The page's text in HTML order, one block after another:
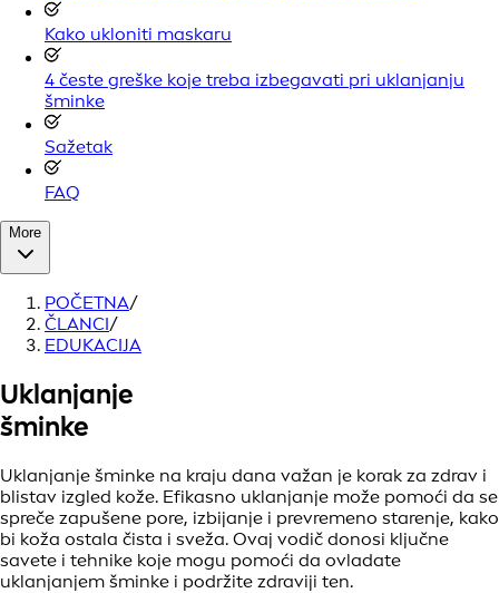
Kako ukloniti maskaru
4 česte greške koje treba izbegavati pri uklanjanju
šminke
Sažetak
FAQ
More
POČETNA/
ČLANCI/
EDUKACIJA
Uklanjanje
šminke
Uklanjanje šminke na kraju dana važan je korak za zdrav i
blistav izgled kože. Efikasno uklanjanje može pomoći da se
spreče zapušene pore, izbijanje i prevremeno starenje, kako
bi koža ostala čista i sveža. Ovaj vodič donosi ključne
savete i tehnike koje mogu pomoći da ovladate
uklanjanjem šminke i podržite zdraviji ten.